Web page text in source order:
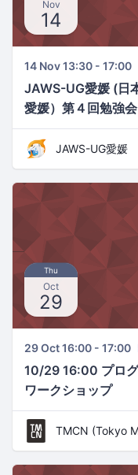
Nov
14
14 Nov 13:30 - 17:00
JAWS-UG愛媛 (日
愛媛）第４回勉強会
JAWS-UG愛媛
Thu
Oct
29
29 Oct 16:00 - 17:00
10/29 16:00 プロ
ワークショップ
TMCN (Tokyo